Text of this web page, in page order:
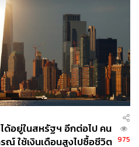
ด้อยู่ในสหรัฐฯ อีกต่อไป คน
ณ์ ใช้เงินเดือนสูงไปซื้อชีวิต 975